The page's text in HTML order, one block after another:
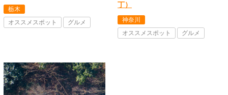
栃木
オススメスポット
グルメ
丁）
神奈川
オススメスポット
グルメ